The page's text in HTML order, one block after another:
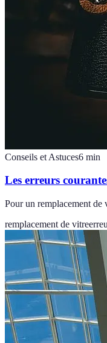
Conseils et Astuces6 min
Les erreurs
Pour un remplacement de
remplacement de vitre